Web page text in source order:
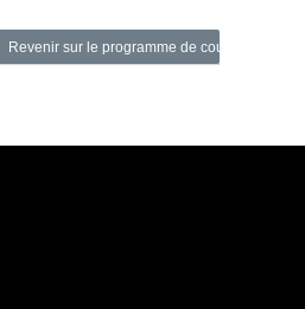
Revenir sur le programme de cours